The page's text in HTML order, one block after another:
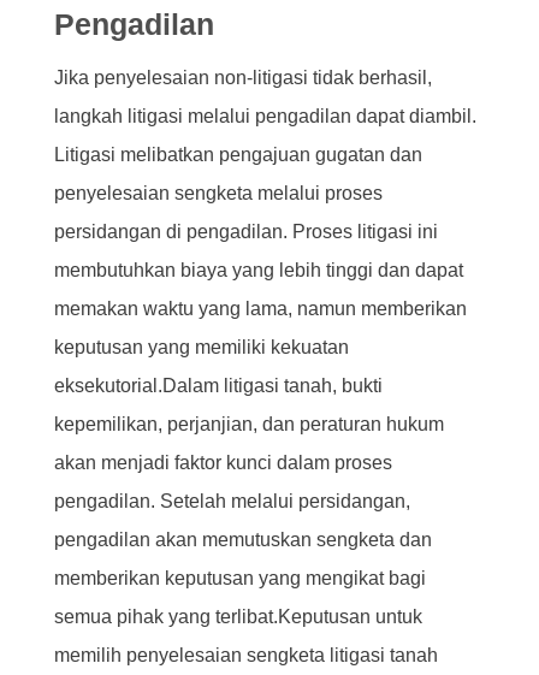
Pengadilan
Jika penyelesaian non-litigasi tidak berhasil,
langkah litigasi melalui pengadilan dapat diambil.
Litigasi melibatkan pengajuan gugatan dan
penyelesaian sengketa melalui proses
persidangan di pengadilan. Proses litigasi ini
membutuhkan biaya yang lebih tinggi dan dapat
memakan waktu yang lama, namun memberikan
keputusan yang memiliki kekuatan
eksekutorial.Dalam litigasi tanah, bukti
kepemilikan, perjanjian, dan peraturan hukum
akan menjadi faktor kunci dalam proses
pengadilan. Setelah melalui persidangan,
pengadilan akan memutuskan sengketa dan
memberikan keputusan yang mengikat bagi
semua pihak yang terlibat.Keputusan untuk
memilih penyelesaian sengketa litigasi tanah